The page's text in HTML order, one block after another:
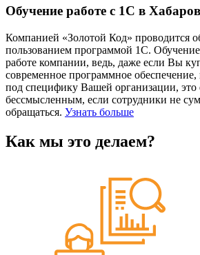
Обучение работе с 1С в
Компанией «Золотой Код» проводится
пользованием программой 1С. Обучение
работе компании, ведь, даже если Вы
современное программное
под специфику Вашей организации, это
бессмысленным, если сотрудники не
обращаться. Узнать больше
Как мы это делаем?